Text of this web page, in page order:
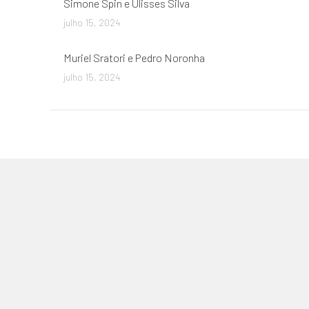
Simone Spin e Ulisses Silva
julho 15, 2024
Muriel Sratori e Pedro Noronha
julho 15, 2024